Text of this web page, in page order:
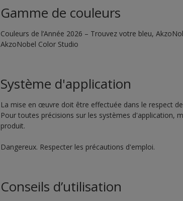
Gamme de couleurs
Couleurs de l’Année 2026 – Trouvez votre bleu,
AkzoNobel Color Studio
Système d'application
La mise en œuvre doit être effectuée dans le respect
Pour toutes précisions sur les systèmes d'application,
produit.
Dangereux. Respecter les précautions d'emploi.
Conseils d’utilisation